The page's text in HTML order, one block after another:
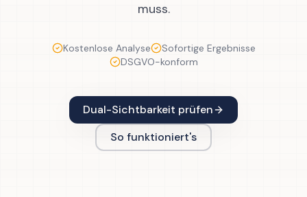
muss.
Kostenlose Analyse
Sofortige Ergebnisse
DSGVO-konform
Dual-Sichtbarkeit prüfen
So funktioniert's